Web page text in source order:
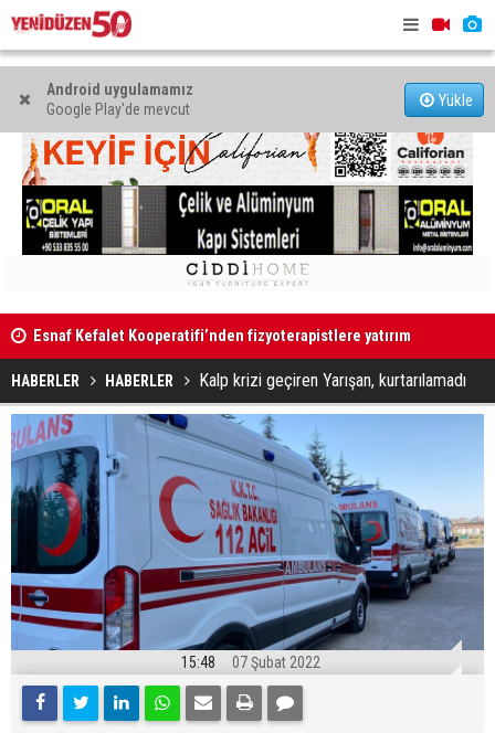
Android uygulamamız
Google Play'de mevcut
Yükle
Esnaf Kefalet Kooperatifi’nden fizyoterapistlere yatırım
“Korkunun değil güvenin egemen olduğu bir ülkede
yaşamak hepimizin ortak hakkı” bin 818
HABERLER HABERLER Kalp krizi geçiren Yarışan, kurtarılamadı
15:48 07 Şubat 2022